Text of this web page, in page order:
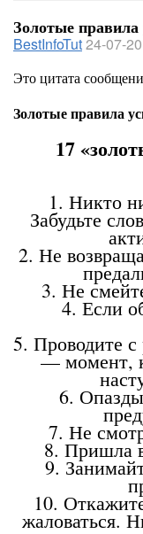
Золотые правила
BestInfoTut24-07-
Это цитата
Золотые правила
17
1. Никто
Забудьте
2. Не
3. Не
4. Если
5. Проводите
— момент,
6.
7. Не
8. Пришла
9.
10.
жаловаться.